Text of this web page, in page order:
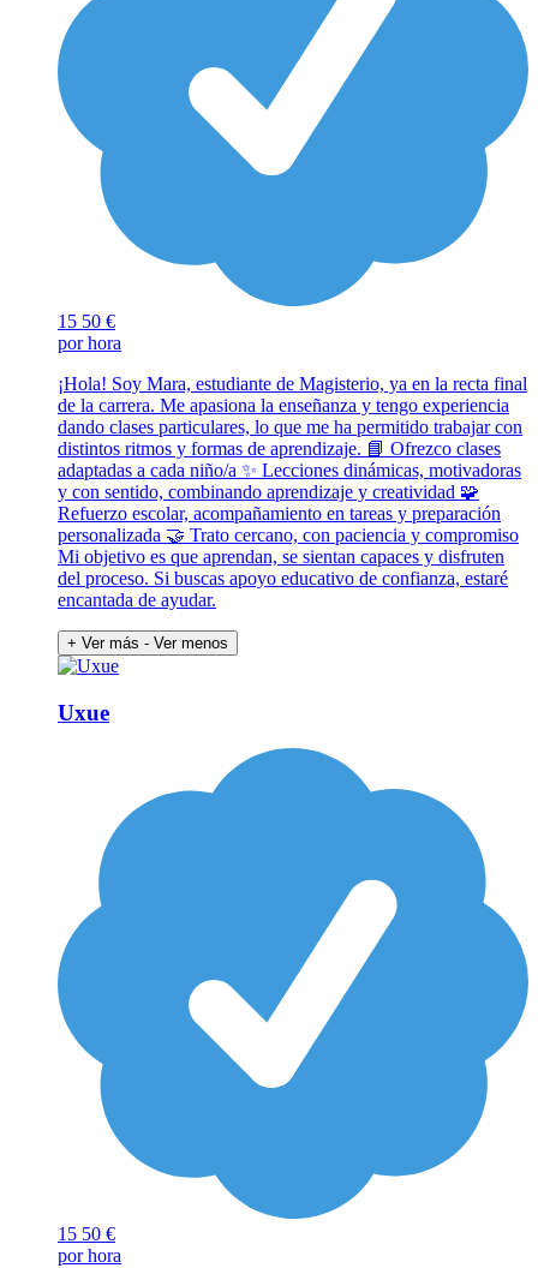
15 50 €
por hora
¡Hola! Soy Mara, estudiante de Magisterio, ya en la recta final
de la carrera. Me apasiona la enseñanza y tengo experiencia
dando clases particulares, lo que me ha permitido trabajar con
distintos ritmos y formas de aprendizaje. 📘 Ofrezco clases
adaptadas a cada niño/a ✨ Lecciones dinámicas, motivadoras
y con sentido, combinando aprendizaje y creatividad 🧩
Refuerzo escolar, acompañamiento en tareas y preparación
personalizada 🤝 Trato cercano, con paciencia y compromiso
Mi objetivo es que aprendan, se sientan capaces y disfruten
del proceso. Si buscas apoyo educativo de confianza, estaré
encantada de ayudar.
+ Ver más - Ver menos
Uxue
15 50 €
por hora